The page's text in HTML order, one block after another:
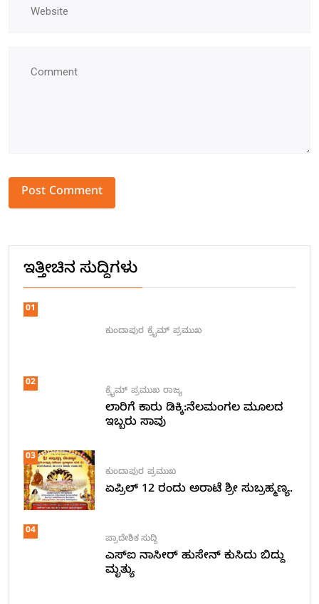
ಇತ್ತೀಚಿನ ಸುದ್ದಿಗಳು
01
ಕುಂದಾಪುರ ಕ್ರೈಮ್ ಪ್ರಮುಖ
02
ಕ್ರೈಮ್ ಪ್ರಮುಖ ರಾಜ್ಯ
ಲಾರಿಗೆ ಕಾರು ಡಿಕ್ಕಿ:ನೆಲಮಂಗಲ ಮೂಲದ
ಇಬ್ಬರು ಸಾವು
03
ಕುಂದಾಪುರ ಪ್ರಮುಖ
ಏಪ್ರಿಲ್ 12 ರಂದು ಅರಾಟೆ ಶ್ರೀ ಸುಬ್ರಹ್ಮಣ್ಯ.
04
ಪ್ರಾದೇಶಿಕ ಸುದ್ದಿ
ಎಸ್ಐ ನಾಸೀರ್ ಹುಸೇನ್ ಕುಸಿದು ಬಿದ್ದು
ಮೃತ್ಯು